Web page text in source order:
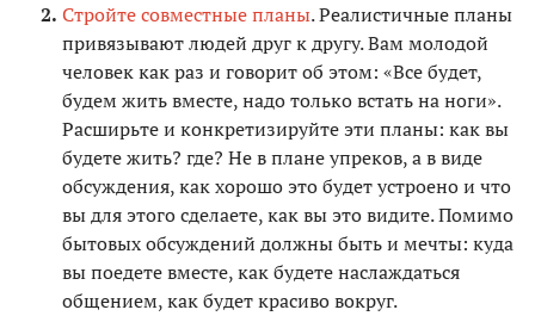
Стройте совместные планы. Реалистичные планы
привязывают людей друг к другу. Вам молодой
человек как раз и говорит об этом: «Все будет,
будем жить вместе, надо только встать на ноги».
Расширьте и конкретизируйте эти планы: как вы
будете жить? где? Не в плане упреков, а в виде
обсуждения, как хорошо это будет устроено и что
вы для этого сделаете, как вы это видите. Помимо
бытовых обсуждений должны быть и мечты: куда
вы поедете вместе, как будете наслаждаться
общением, как будет красиво вокруг.